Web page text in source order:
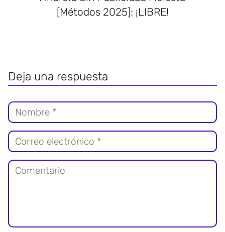
[Métodos 2025]: ¡LIBRE!
Deja una respuesta